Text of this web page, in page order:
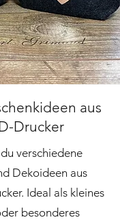
aus
Drucker
verschiedene
Dekoideen aus
Ideal als kleines
besonderes